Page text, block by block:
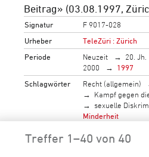
Beitrag» (03.08.1997,
Signatur
F 9017-028
Urheber
TeleZüri : Zürich
Periode
Neuzeit 20. Jh.
2000
1997
Schlagwörter
Recht (allgemein)
Kampf gegen
sexuelle
Minderheit
(allgemein)
Treffer 1–40 von 40